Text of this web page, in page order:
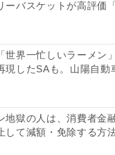
リーン車」へ移行
ーバスケットが高評価
世界一忙しいラーメン
現したSAも。山陽自動
地獄の人は、消費者金
して減額・免除する方